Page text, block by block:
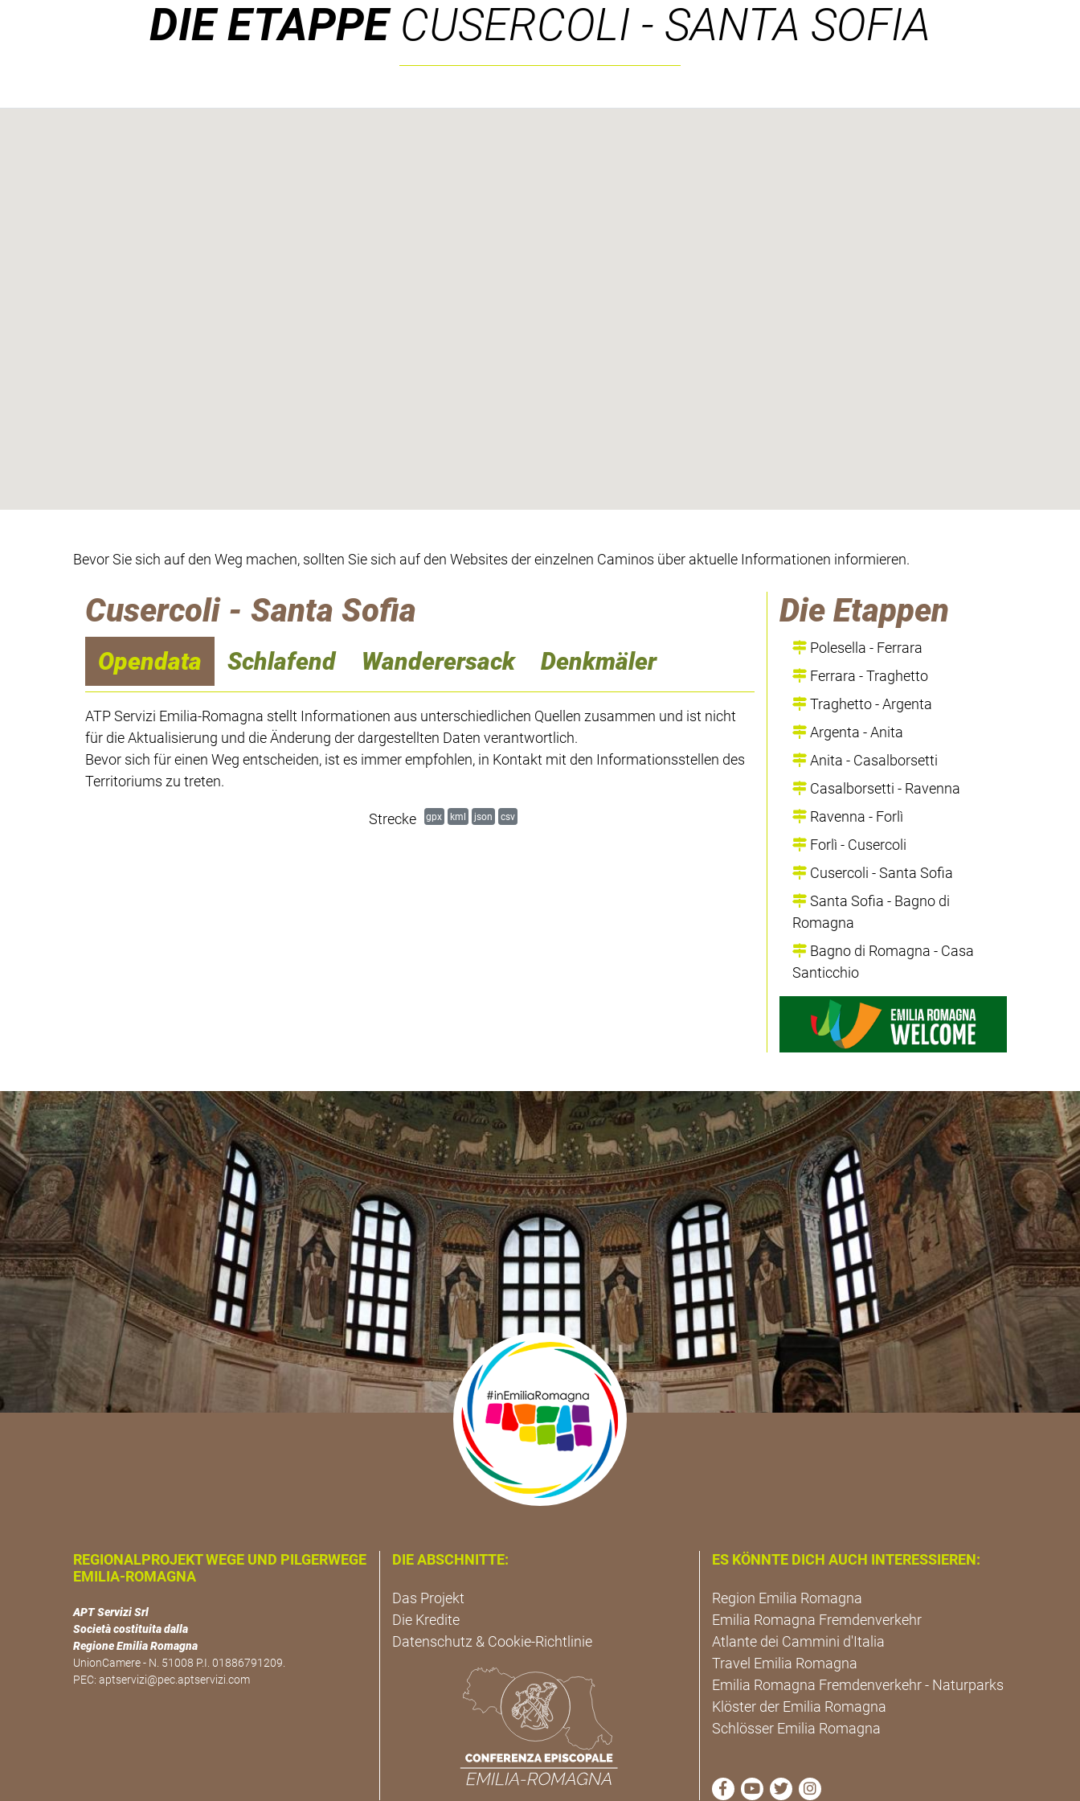
DIE ETAPPE CUSERCOLI - SANTA SOFIA
Bevor Sie sich auf den Weg machen, sollten Sie sich auf den Websites der einzelnen Caminos über aktuelle Informationen informieren.
Cusercoli - Santa Sofia
Opendata Schlafend Wanderersack Denkmäler
ATP Servizi Emilia-Romagna stellt Informationen aus unterschiedlichen Quellen zusammen und ist nicht
für die Aktualisierung und die Änderung der dargestellten Daten verantwortlich.
Bevor sich für einen Weg entscheiden, ist es immer empfohlen, in Kontakt mit den Informationsstellen des
Territoriums zu treten.
Strecke gpx kml json csv
Die Etappen
Polesella - Ferrara
Ferrara - Traghetto
Traghetto - Argenta
Argenta - Anita
Anita - Casalborsetti
Casalborsetti - Ravenna
Ravenna - Forlì
Forlì - Cusercoli
Cusercoli - Santa Sofia
Santa Sofia - Bagno di
Romagna
Bagno di Romagna - Casa
Santicchio
REGIONALPROJEKT WEGE UND PILGERWEGE
EMILIA-ROMAGNA
APT Servizi Srl
Società costituita dalla
Regione Emilia Romagna
UnionCamere - N. 51008 P.I. 01886791209.
PEC: aptservizi@pec.aptservizi.com
DIE ABSCHNITTE:
Das Projekt
Die Kredite
Datenschutz & Cookie-Richtlinie
ES KÖNNTE DICH AUCH INTERESSIEREN:
Region Emilia Romagna
Emilia Romagna Fremdenverkehr
Atlante dei Cammini d'Italia
Travel Emilia Romagna
Emilia Romagna Fremdenverkehr - Naturparks
Klöster der Emilia Romagna
Schlösser Emilia Romagna
die Seite Facebook von Cammini Emilia-Romagna
die Seite YouTube von Cammini Emilia-Romagna
die Seite Twitter von Cammini Emilia-
die Seite Instagram von Cammini Emilia-